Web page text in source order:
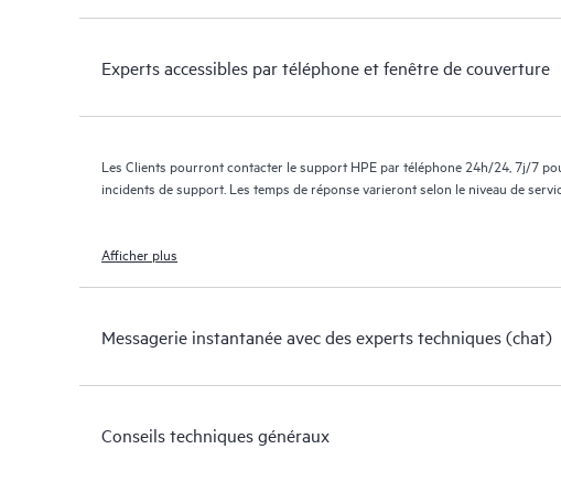
Experts accessibles par téléphone et fenêtre de couverture
Les Clients pourront contacter le support HPE par téléphone 24h/24, 7j/7
incidents de support. Les temps de réponse varieront selon le niveau de
Afficher plus
Messagerie instantanée avec des experts techniques (chat)
Conseils techniques généraux